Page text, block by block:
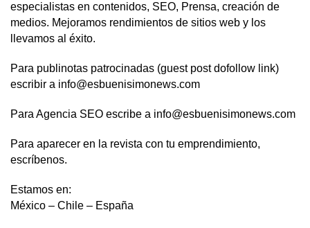
especialistas en contenidos, SEO, Prensa, creación de
medios. Mejoramos rendimientos de sitios web y los
llevamos al éxito.
Para publinotas patrocinadas (guest post dofollow link)
escribir a info@esbuenisimonews.com
Para Agencia SEO escribe a info@esbuenisimonews.com
Para aparecer en la revista con tu emprendimiento,
escríbenos.
Estamos en:
México – Chile – España